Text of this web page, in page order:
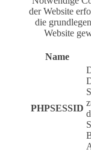
der Website
die
Website
Name
PHPSESSID